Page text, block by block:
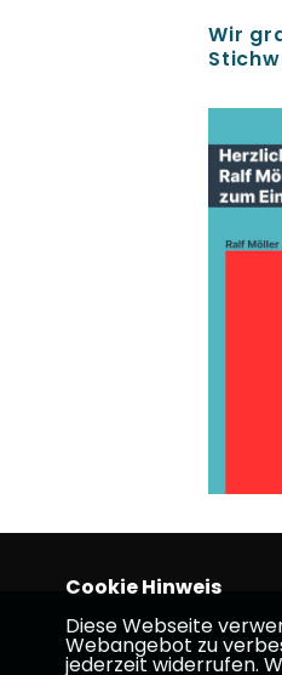
Wir
Cookie Hinweis
Diese Webseite
Webangebot zu
jederzeit widerrufen.